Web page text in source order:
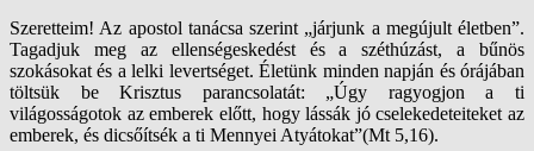
Szeretteim! Az apostol tanácsa szerint „járjunk a megújult életben”.
Tagadjuk meg az ellenségeskedést és a széthúzást, a bűnös
szokásokat és a lelki levertséget. Életünk minden napján és órájában
töltsük be Krisztus parancsolatát: „Úgy ragyogjon a ti
világosságotok az emberek előtt, hogy lássák jó cselekedeteiteket az
emberek, és dicsőítsék a ti Mennyei Atyátokat”(Mt 5,16).